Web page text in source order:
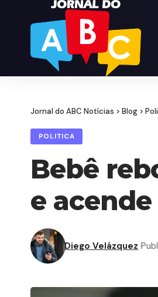
Jornal do ABC Notícias > Blog >
POLITICA
Bebê
e
Diego Velázquez